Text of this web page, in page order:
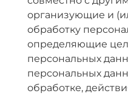
организующие и
обработку
определяющие
персональных
персональных
обработке,